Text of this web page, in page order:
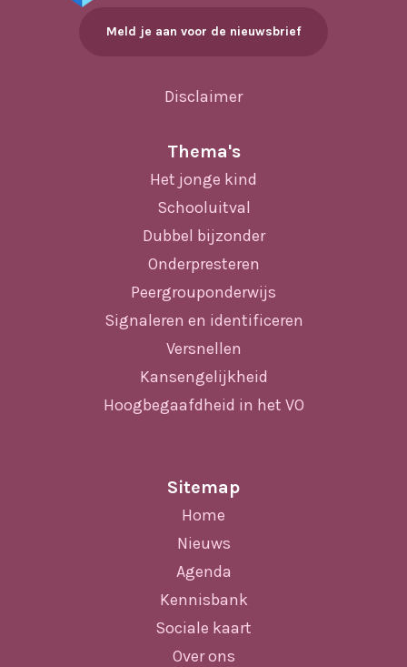
Meld je aan voor de nieuwsbrief
Disclaimer
Thema's
Het jonge kind
Schooluitval
Dubbel bijzonder
Onderpresteren
Peergrouponderwijs
Signaleren en identificeren
Versnellen
Kansengelijkheid
Hoogbegaafdheid in het VO
Sitemap
Home
Nieuws
Agenda
Kennisbank
Sociale kaart
Over ons